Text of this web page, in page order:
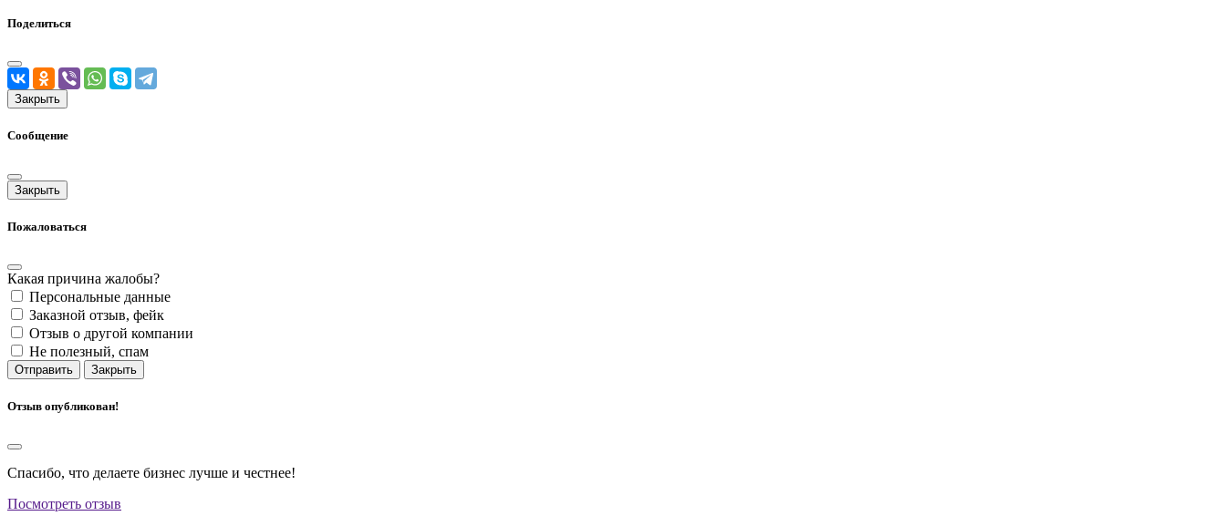
Поделиться
Закрыть
Сообщение
Закрыть
Пожаловаться
Какая причина жалобы?
Персональные данные
Заказной отзыв, фейк
Отзыв о другой компании
Не полезный, спам
Отправить Закрыть
Отзыв опубликован!
Спасибо, что делаете бизнес лучше и честнее!
Посмотреть отзыв